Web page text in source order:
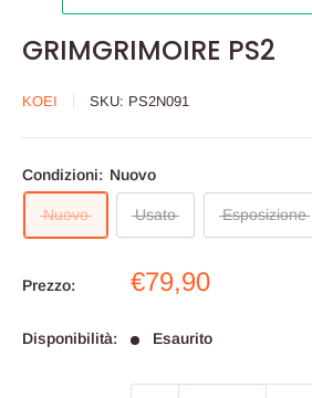
GRIMGRIMOIRE PS2
KOEI SKU: PS2N091
Condizioni: Nuovo
Nuovo Usato Esposizione
Prezzo:
Prezzo
€79,90
Disponibilità: Esaurito